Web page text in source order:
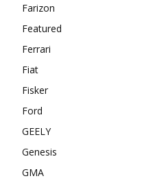
Farizon
Featured
Ferrari
Fiat
Fisker
Ford
GEELY
Genesis
GMA